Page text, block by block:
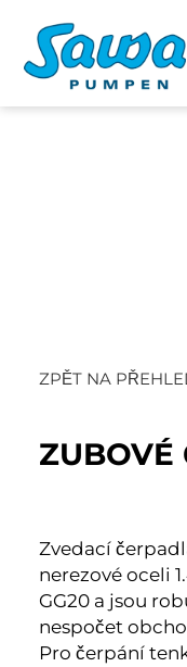
ZPĚT NA
ZUBOVÉ
Zvedací
nerezové oceli
GG20 a jsou
nespočet
Pro čerpání